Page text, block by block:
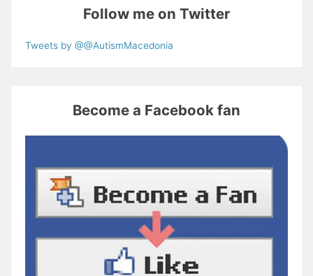
Follow me on Twitter
Tweets by @@AutismMacedonia
Become a Facebook fan